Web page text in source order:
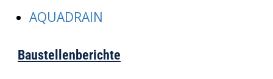
AQUADRAIN
Baustellenberichte